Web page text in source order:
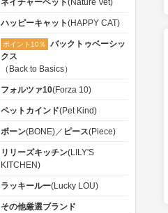
ネイチャーベット(Nature Vet)
ハッピーキャット(HAPPY CAT)
ポイント10％
バックトゥベーシッ
クス
（Back to Basics）
フォルツァ10(Forza 10)
ペットカインド(Pet Kind)
ボーン(BONE)／ ピース(Piece)
リリーズキッチン(LILY'S
KITCHEN)
ラッキールー(Lucky LOU)
その他厳選ブランド